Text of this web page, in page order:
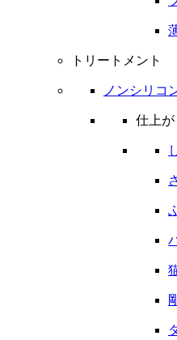
トリートメント
ノンシリコ
仕上